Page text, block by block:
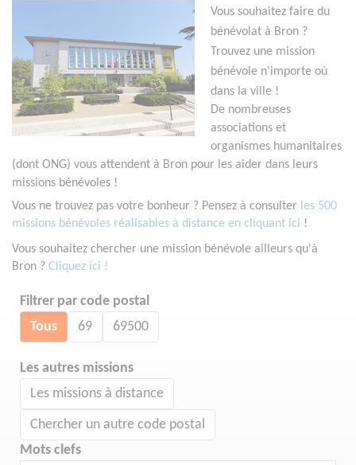
Vous souhaitez faire du
bénévolat à Bron ?
Trouvez une mission
bénévole n'importe où
dans la ville !
De nombreuses
associations et
organismes humanitaires
(dont ONG) vous attendent à Bron pour les aider dans leurs
missions bénévoles !
Vous ne trouvez pas votre bonheur ? Pensez à consulter les 500
missions bénévoles réalisables à distance en cliquant ici !
Vous souhaitez chercher une mission bénévole ailleurs qu'à
Bron ? Cliquez ici !
Filtrer par code postal
Tous 69 69500
Les autres missions
Les missions à distance
Chercher un autre code postal
Mots clefs